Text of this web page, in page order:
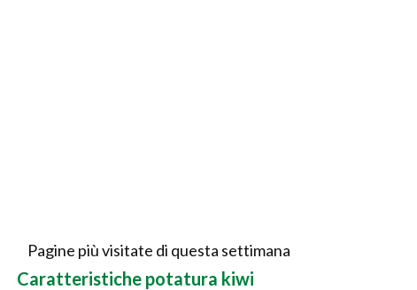
Pagine più visitate di questa settimana
Caratteristiche potatura kiwi